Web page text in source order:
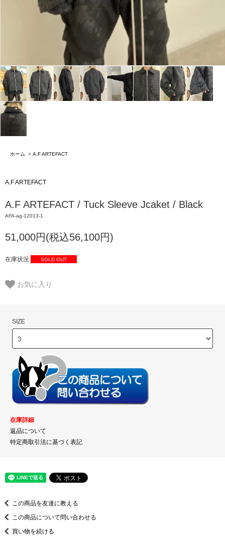
ホーム > A.F ARTEFACT
A.F ARTEFACT
A.F ARTEFACT / Tuck Sleeve Jcaket / Black
AFA-ag-12013-1
51,000円(税込56,100円)
在庫状況 SOLD OUT
お気に入り
SIZE
在庫詳細
返品について
特定商取引法に基づく表記
この商品を友達に教える
この商品について問い合わせる
買い物を続ける